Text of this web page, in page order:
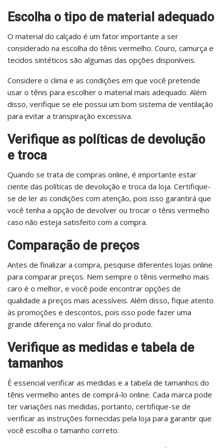
Escolha o tipo de material adequado
O material do calçado é um fator importante a ser
considerado na escolha do tênis vermelho. Couro, camurça e
tecidos sintéticos são algumas das opções disponíveis.
Considere o clima e as condições em que você pretende
usar o tênis para escolher o material mais adequado. Além
disso, verifique se ele possui um bom sistema de ventilação
para evitar a transpiração excessiva.
Verifique as políticas de devolução
e troca
Quando se trata de compras online, é importante estar
ciente das políticas de devolução e troca da loja. Certifique-
se de ler as condições com atenção, pois isso garantirá que
você tenha a opção de devolver ou trocar o tênis vermelho
caso não esteja satisfeito com a compra.
Comparação de preços
Antes de finalizar a compra, pesquise diferentes lojas online
para comparar preços. Nem sempre o tênis vermelho mais
caro é o melhor, e você pode encontrar opções de
qualidade a preços mais acessíveis. Além disso, fique atento
às promoções e descontos, pois isso pode fazer uma
grande diferença no valor final do produto.
Verifique as medidas e tabela de
tamanhos
É essencial verificar as medidas e a tabela de tamanhos do
tênis vermelho antes de comprá-lo online. Cada marca pode
ter variações nas medidas, portanto, certifique-se de
verificar as instruções fornecidas pela loja para garantir que
você escolha o tamanho correto.